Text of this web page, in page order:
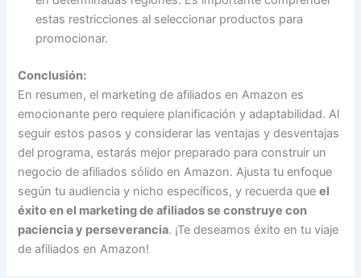
estas restricciones al seleccionar productos para
promocionar.
Conclusión:
En resumen, el marketing de afiliados en Amazon es
emocionante pero requiere planificación y adaptabilidad. Al
seguir estos pasos y considerar las ventajas y desventajas
del programa, estarás mejor preparado para construir un
negocio de afiliados sólido en Amazon. Ajusta tu enfoque
según tu audiencia y nicho específicos, y recuerda queel
éxito en el marketing de afiliados se construye con
paciencia y perseverancia. ¡Te deseamos éxito en tu viaje
de afiliados en Amazon!